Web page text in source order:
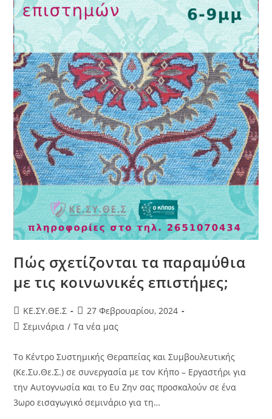
Πώς σχετίζονται τα παραμύθια
με τις κοινωνικές επιστήμες;
KE.ΣΥ.ΘΕ.Σ
27 Φεβρουαρίου, 2024
Σεμινάρια / Τα νέα μας
Το Κέντρο Συστημικής Θεραπείας και Συμβουλευτικής
(Κε.Συ.Θε.Σ.) σε συνεργασία με τον Κήπο – Εργαστήρι για
την Αυτογνωσία και το Ευ Ζην σας προσκαλούν σε ένα
3ωρο εισαγωγικό σεμινάριο για τη…